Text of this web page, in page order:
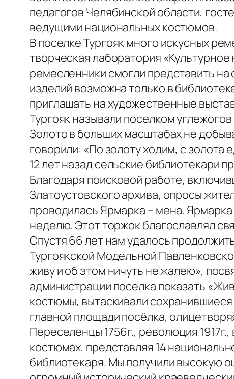
педагогов Челябинской области,
ведущими национальных костюмов.
В поселке Тургояк много искусных
творческая лаборатория
ремесленники смогли представить на
изделий возможна только в
приглашать на художественные
Тургояк называли поселком
Золото в больших масштабах не
говорили: «По золоту ходим, с золота
12 лет назад сельские библиотекари
Благодаря поисковой работе,
Златоустовского архива, опросы
проводилась Ярмарка – мена.
неделю. Этот торжок благославлял
Спустя 66 лет нам удалось
Тургоякской Модельной
живу и об этом ничуть не жалею»,
администрации поселка показать
костюмы, вытаскивали
главной площади посёлка,
Переселенцы 1756г., революция
костюмах, представляя 14
библиотекаря. Мы получили высокую